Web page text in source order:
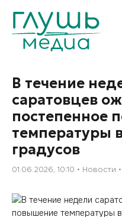
В течение
саратовцев
постепенное
температуры
градусов
01.06.2026, 10:10 Новости